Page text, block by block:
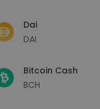
Dai
DAI
Bitcoin Cash
BCH